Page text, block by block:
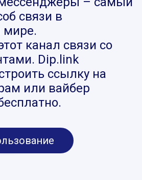
связи в
мире.
канал связи со
Dip.link
ссылку на
или вайбер